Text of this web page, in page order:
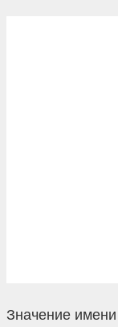
Значение